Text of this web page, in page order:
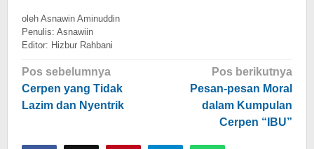
oleh Asnawin Aminuddin
Penulis: Asnawiin
Editor: Hizbur Rahbani
Navigasi
pos
Pos sebelumnya
Cerpen yang Tidak
Lazim dan Nyentrik
Pos berikutnya
Pesan-pesan Moral
dalam Kumpulan
Cerpen “IBU”